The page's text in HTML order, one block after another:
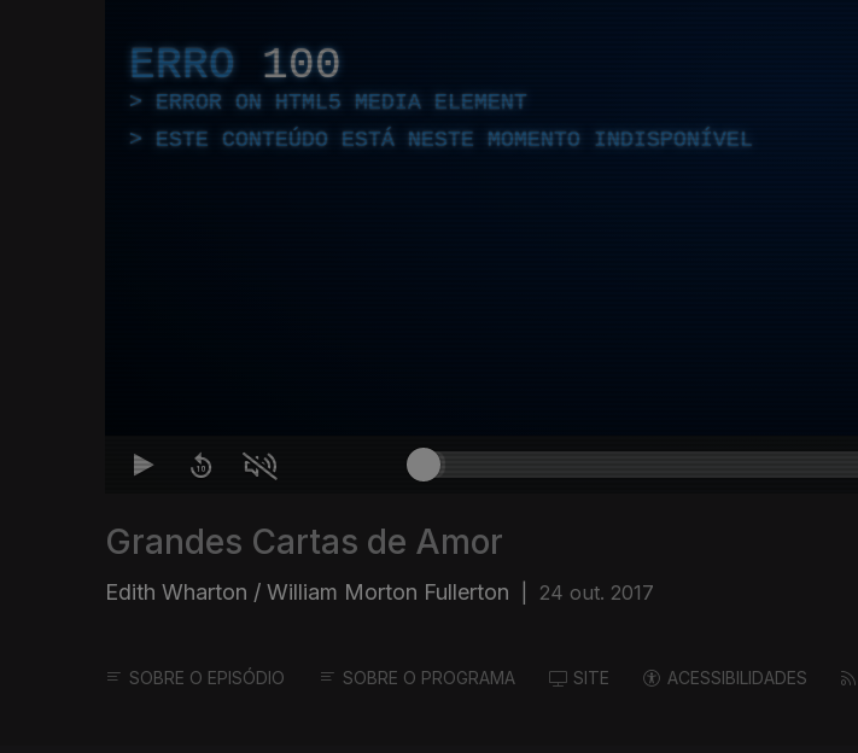
ERRO 100
ERROR ON HTML5 MEDIA ELEMENT
ESTE CONTEÚDO ESTÁ NESTE MOMENTO INDISPONÍVEL
Grandes Cartas de Amor
Edith Wharton / William Morton Fullerton 24 out. 2017
SOBRE O EPISÓDIO SOBRE O PROGRAMA SITE ACESSIBILIDADES